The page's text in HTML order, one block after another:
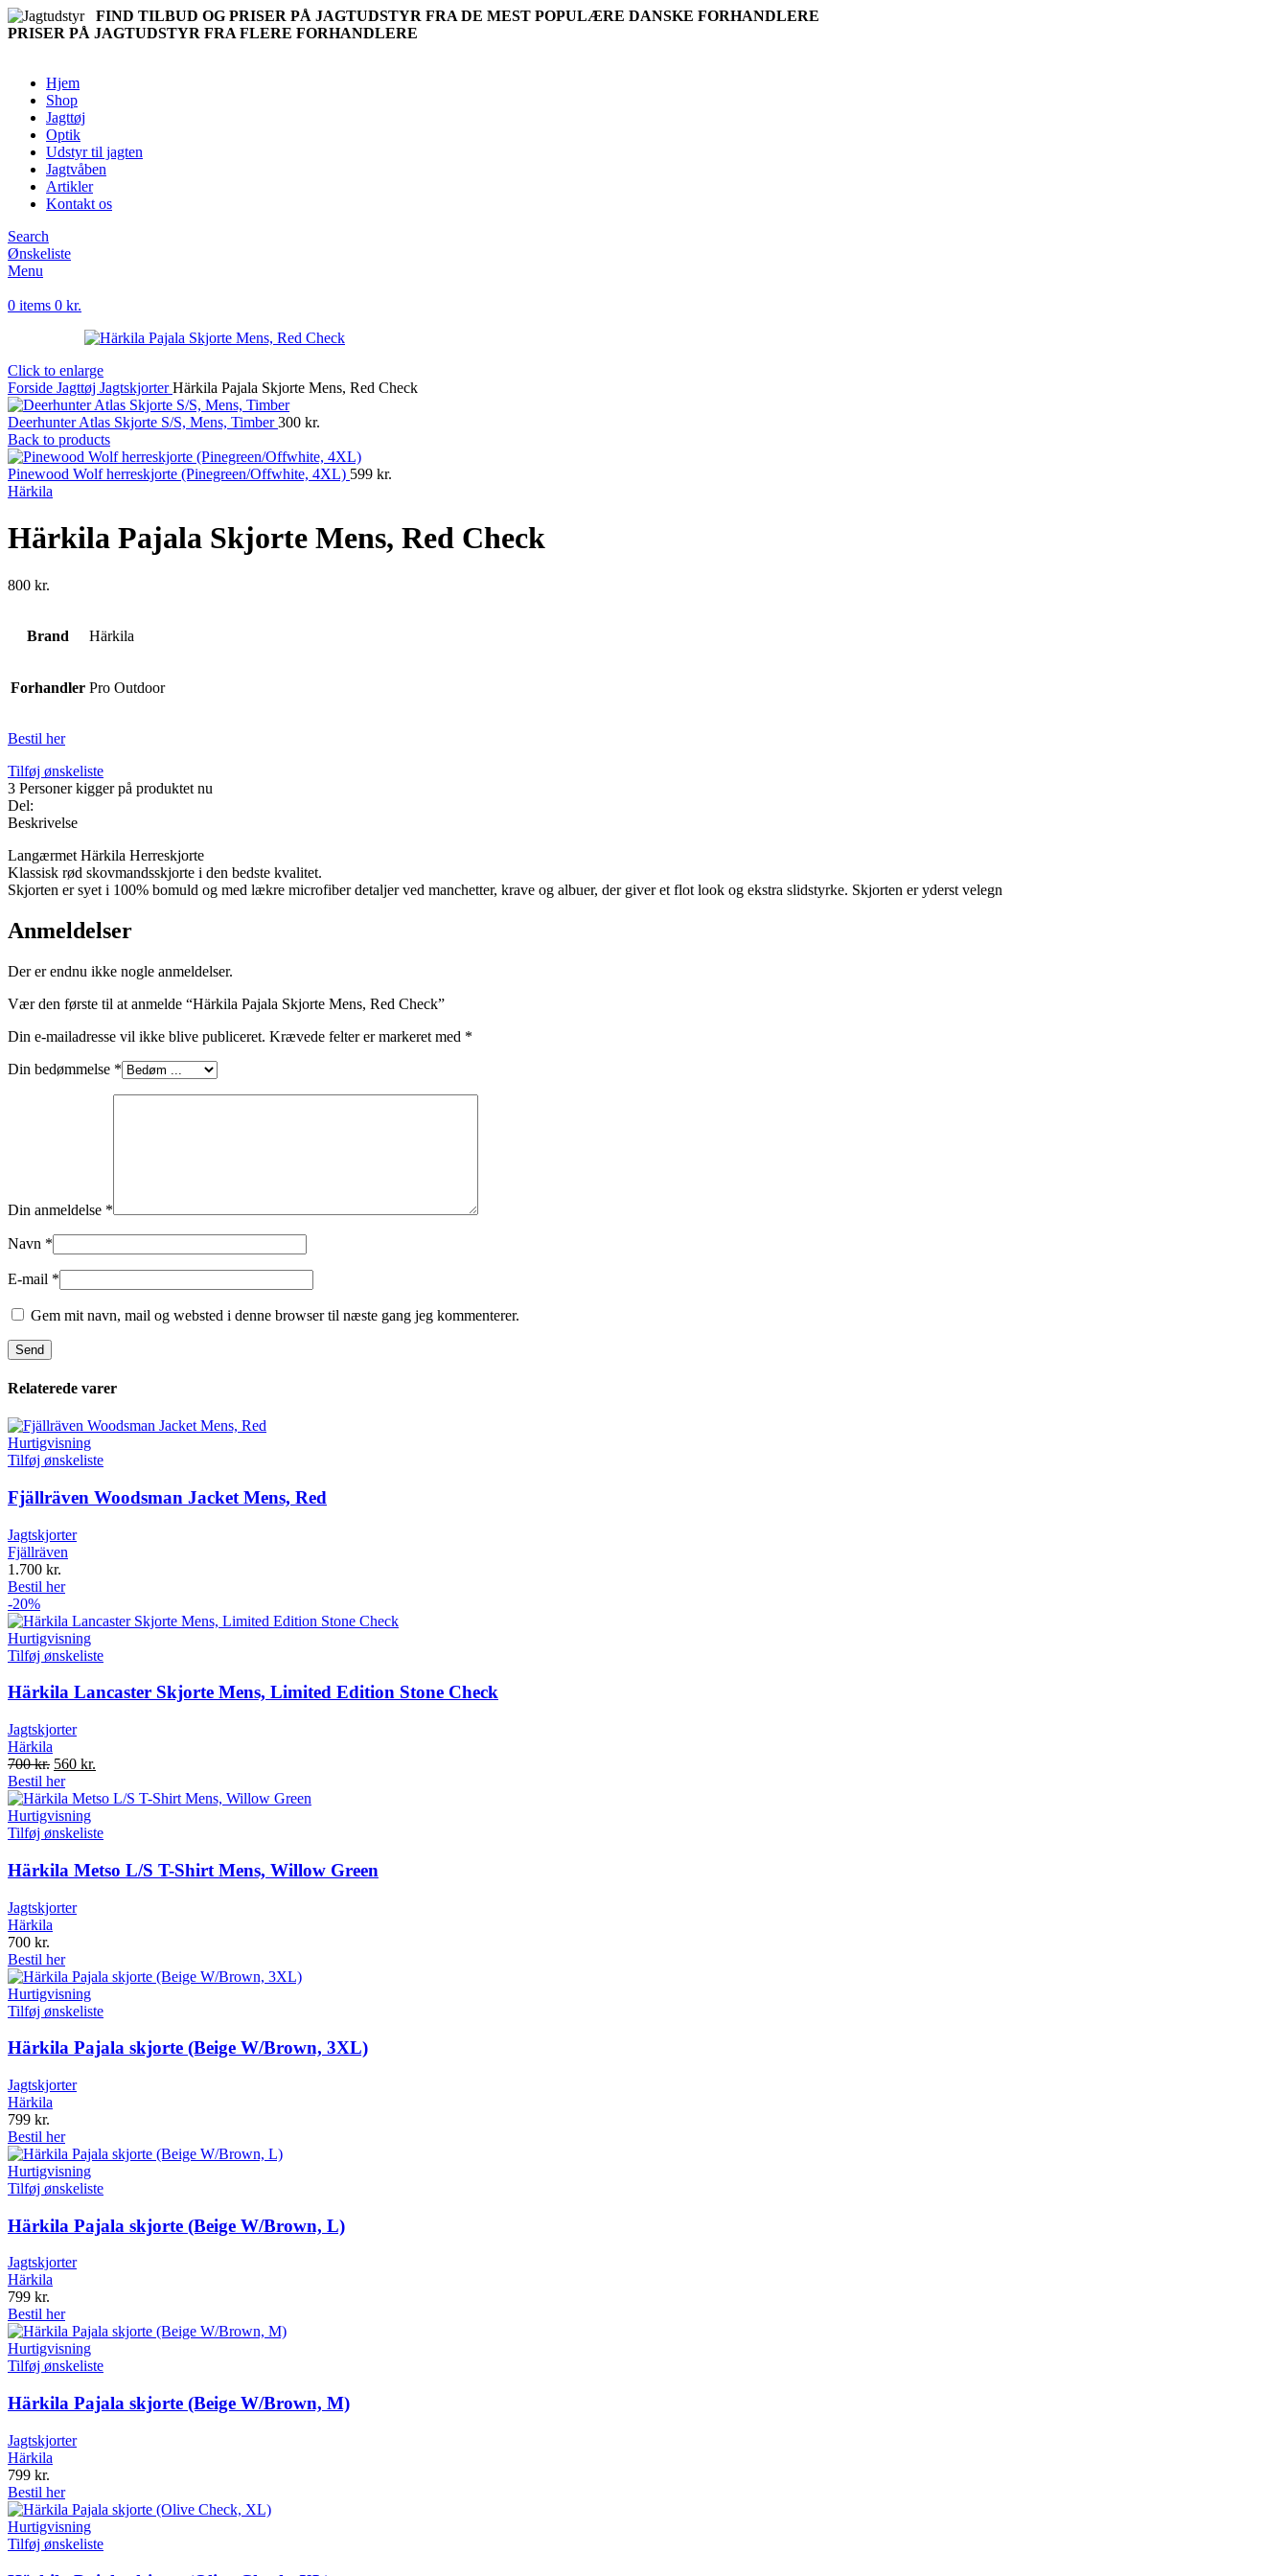
FIND TILBUD OG PRISER PÅ JAGTUDSTYR FRA DE MEST POPULÆRE DANSKE FORHANDLERE
PRISER PÅ JAGTUDSTYR FRA FLERE FORHANDLERE
Hjem
Shop
Jagttøj
Optik
Udstyr til jagten
Jagtvåben
Artikler
Kontakt os
Search
Ønskeliste
Menu
0 items 0 kr.
Click to enlarge
Forside Jagttøj JagtskjorterHärkila Pajala Skjorte Mens, Red Check
Deerhunter Atlas Skjorte S/S, Mens, Timber300 kr.
Back to products
Pinewood Wolf herreskjorte (Pinegreen/Offwhite, 4XL) 599 kr.
Härkila
Härkila Pajala Skjorte Mens, Red Check
800 kr.
Brand Härkila
Forhandler Pro Outdoor
Bestil her
Tilføj ønskeliste
3 Personer kigger på produktet nu
Del:
Beskrivelse
Langærmet Härkila Herreskjorte
Klassisk rød skovmandsskjorte i den bedste kvalitet.
Skjorten er syet i 100% bomuld og med lækre microfiber detaljer ved manchetter, krave og albuer, der giver et flot look og ekstra slidstyrke. Skjorten er yderst velegn
Anmeldelser
Der er endnu ikke nogle anmeldelser.
Vær den første til at anmelde “Härkila Pajala Skjorte Mens, Red Check”
Din e-mailadresse vil ikke blive publiceret. Krævede felter er markeret med *
Din bedømmelse *
Din anmeldelse *
Navn *
E-mail *
Gem mit navn, mail og websted i denne browser til næste gang jeg kommenterer.
Relaterede varer
Hurtigvisning
Tilføj ønskeliste
Fjällräven Woodsman Jacket Mens, Red
Jagtskjorter
Fjällräven
1.700 kr.
Bestil her
-20%
Hurtigvisning
Tilføj ønskeliste
Härkila Lancaster Skjorte Mens, Limited Edition Stone Check
Jagtskjorter
Härkila
700kr. Original
price
was:
700 kr..
560 kr.
is:
Bestil her
Hurtigvisning
Tilføj ønskeliste
Härkila Metso L/S T-Shirt Mens, Willow Green
Jagtskjorter
Härkila
700 kr.
Bestil her
Hurtigvisning
Tilføj ønskeliste
Härkila Pajala skjorte (Beige W/Brown, 3XL)
Jagtskjorter
Härkila
799 kr.
Bestil her
Hurtigvisning
Tilføj ønskeliste
Härkila Pajala skjorte (Beige W/Brown, L)
Jagtskjorter
Härkila
799 kr.
Bestil her
Hurtigvisning
Tilføj ønskeliste
Härkila Pajala skjorte (Beige W/Brown, M)
Jagtskjorter
Härkila
799 kr.
Bestil her
Hurtigvisning
Tilføj ønskeliste